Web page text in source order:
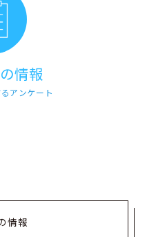
情報
アンケート
情報